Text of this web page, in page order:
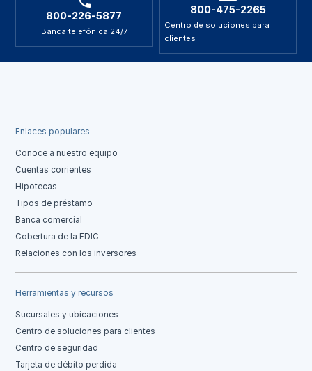
800-226-5877
Banca telefónica 24/7
800-475-2265
Centro de soluciones para
clientes
Enlaces populares
Conoce a nuestro equipo
Cuentas corrientes
Hipotecas
Tipos de préstamo
Banca comercial
Cobertura de la FDIC
Relaciones con los inversores
Herramientas y recursos
Sucursales y ubicaciones
Centro de soluciones para clientes
Centro de seguridad
Tarjeta de débito perdida